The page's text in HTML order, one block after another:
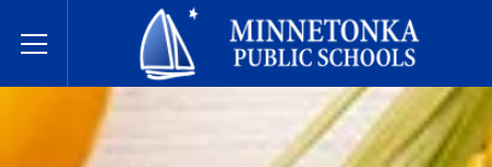
Toggle Menu
مدارس مينيتونكا العامة